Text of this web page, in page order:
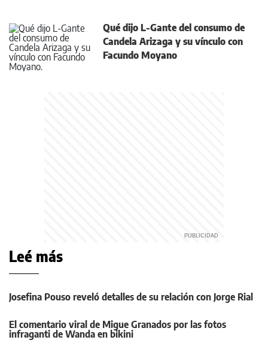
Qué dijo L-Gante del consumo de
Candela Arizaga y su vínculo con
Facundo Moyano
Leé más
Josefina Pouso reveló detalles de su relación con Jorge Rial
El comentario viral de Migue Granados por las fotos
infraganti de Wanda en bikini